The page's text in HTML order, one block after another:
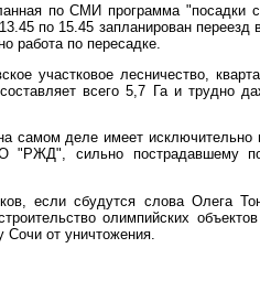
по СМИ программа "посадки
по 15.45 запланирован
работа по пересадке.
участковое лесничество,
всего 5,7 Га и трудно
самом деле имеет исключительно
сильно пострадавшему
если сбудутся слова Олега
олимпийских
Сочи от уничтожения.